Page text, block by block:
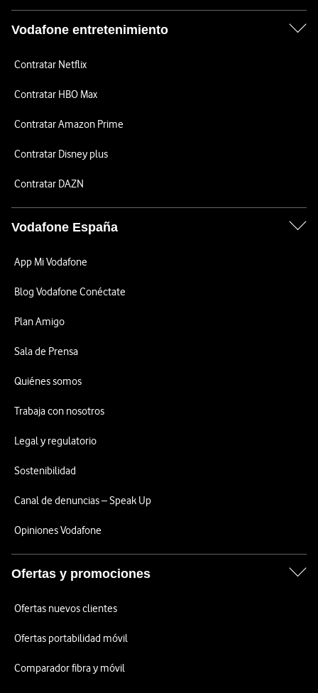
Vodafone entretenimiento
Contratar Netflix
Contratar HBO Max
Contratar Amazon Prime
Contratar Disney plus
Contratar DAZN
Vodafone España
App Mi Vodafone
Blog Vodafone Conéctate
Plan Amigo
Sala de Prensa
Quiénes somos
Trabaja con nosotros
Legal y regulatorio
Sostenibilidad
Canal de denuncias – Speak Up
Opiniones Vodafone
Ofertas y promociones
Ofertas nuevos clientes
Ofertas portabilidad móvil
Comparador fibra y móvil